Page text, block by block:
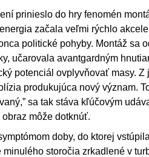
prinieslo do hry fenomén
začala veľmi rýchlo
politické pohyby. Montáž sa
učarovala avantgardným
potenciál ovplyvňovať masy. Z
produkujúca nový význam.
sa tak stáva kľúčovým
môže dotknúť.
doby, do ktorej
storočia zrkadlené v